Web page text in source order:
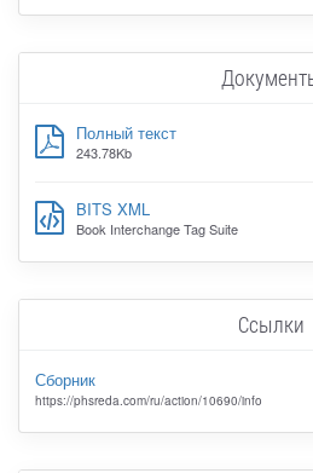
Полный текст
243.78Kb
BITS XML
Book Interchange Tag Suite
Ссылки
Сборник
https://phsreda.com/ru/action/10690/info